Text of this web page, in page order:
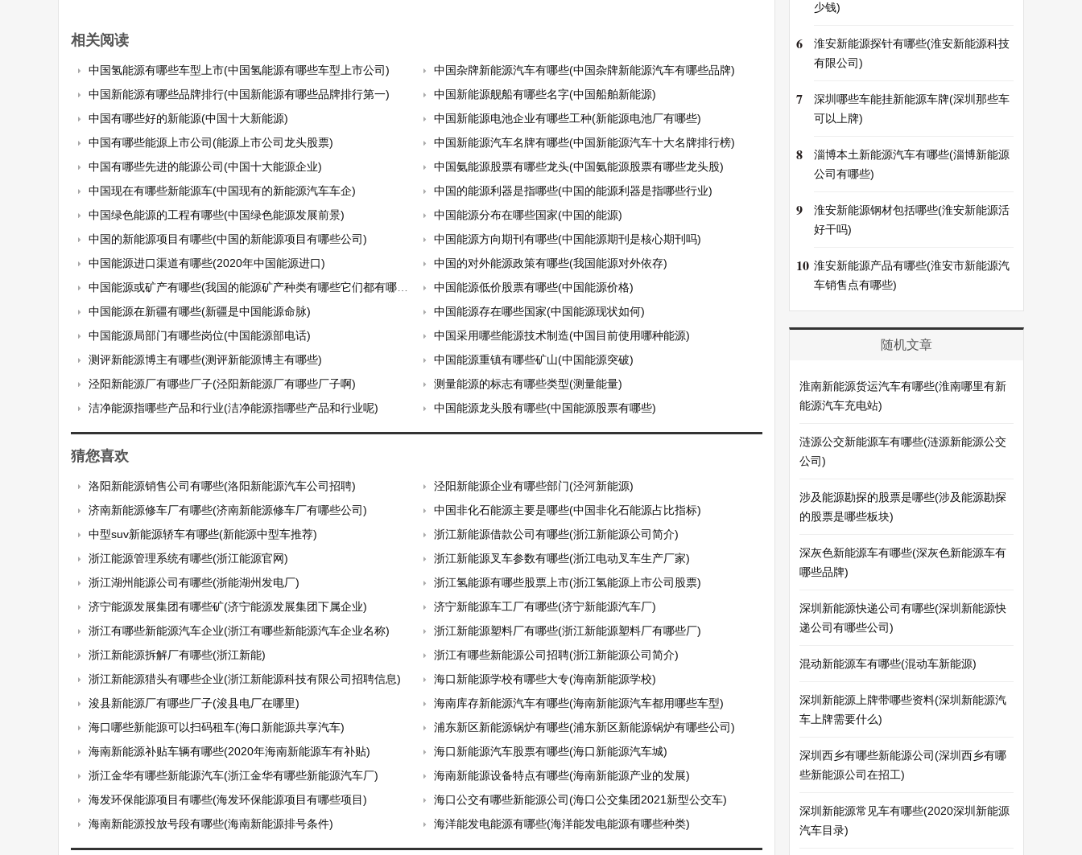
相关阅读
中国氢能源有哪些车型上市(中国氢能源有哪些车型上市公司)
中国杂牌新能源汽车有哪些(中国杂牌新能源汽车有哪些品牌)
中国新能源有哪些品牌排行(中国新能源有哪些品牌排行第一)
中国新能源舰船有哪些名字(中国船舶新能源)
中国有哪些好的新能源(中国十大新能源)
中国新能源电池企业有哪些工种(新能源电池厂有哪些)
中国有哪些能源上市公司(能源上市公司龙头股票)
中国新能源汽车名牌有哪些(中国新能源汽车十大名牌排行榜)
中国有哪些先进的能源公司(中国十大能源企业)
中国氨能源股票有哪些龙头(中国氨能源股票有哪些龙头股)
中国现在有哪些新能源车(中国现有的新能源汽车车企)
中国的能源利器是指哪些(中国的能源利器是指哪些行业)
中国绿色能源的工程有哪些(中国绿色能源发展前景)
中国能源分布在哪些国家(中国的能源)
中国的新能源项目有哪些(中国的新能源项目有哪些公司)
中国能源方向期刊有哪些(中国能源期刊是核心期刊吗)
中国能源进口渠道有哪些(2020年中国能源进口)
中国的对外能源政策有哪些(我国能源对外依存)
中国能源或矿产有哪些(我国的能源矿产种类有哪些它们都有哪些用途)
中国能源低价股票有哪些(中国能源价格)
中国能源在新疆有哪些(新疆是中国能源命脉)
中国能源存在哪些国家(中国能源现状如何)
中国能源局部门有哪些岗位(中国能源部电话)
中国采用哪些能源技术制造(中国目前使用哪种能源)
测评新能源博主有哪些(测评新能源博主有哪些)
中国能源重镇有哪些矿山(中国能源突破)
泾阳新能源厂有哪些厂子(泾阳新能源厂有哪些厂子啊)
测量能源的标志有哪些类型(测量能量)
洁净能源指哪些产品和行业(洁净能源指哪些产品和行业呢)
中国能源龙头股有哪些(中国能源股票有哪些)
猜您喜欢
洛阳新能源销售公司有哪些(洛阳新能源汽车公司招聘)
泾阳新能源企业有哪些部门(泾河新能源)
济南新能源修车厂有哪些(济南新能源修车厂有哪些公司)
中国非化石能源主要是哪些(中国非化石能源占比指标)
中型suv新能源轿车有哪些(新能源中型车推荐)
浙江新能源借款公司有哪些(浙江新能源公司简介)
浙江能源管理系统有哪些(浙江能源官网)
浙江新能源叉车参数有哪些(浙江电动叉车生产厂家)
浙江湖州能源公司有哪些(浙能湖州发电厂)
浙江氢能源有哪些股票上市(浙江氢能源上市公司股票)
济宁能源发展集团有哪些矿(济宁能源发展集团下属企业)
济宁新能源车工厂有哪些(济宁新能源汽车厂)
浙江有哪些新能源汽车企业(浙江有哪些新能源汽车企业名称)
浙江新能源塑料厂有哪些(浙江新能源塑料厂有哪些厂)
浙江新能源拆解厂有哪些(浙江新能)
浙江有哪些新能源公司招聘(浙江新能源公司简介)
浙江新能源猎头有哪些企业(浙江新能源科技有限公司招聘信息)
海口新能源学校有哪些大专(海南新能源学校)
浚县新能源厂有哪些厂子(浚县电厂在哪里)
海南库存新能源汽车有哪些(海南新能源汽车都用哪些车型)
海口哪些新能源可以扫码租车(海口新能源共享汽车)
浦东新区新能源锅炉有哪些(浦东新区新能源锅炉有哪些公司)
海南新能源补贴车辆有哪些(2020年海南新能源车有补贴)
海口新能源汽车股票有哪些(海口新能源汽车城)
浙江金华有哪些新能源汽车(浙江金华有哪些新能源汽车厂)
海南新能源设备特点有哪些(海南新能源产业的发展)
海发环保能源项目有哪些(海发环保能源项目有哪些项目)
海口公交有哪些新能源公司(海口公交集团2021新型公交车)
海南新能源投放号段有哪些(海南新能源排号条件)
海洋能发电能源有哪些(海洋能发电能源有哪些种类)
少钱)
6
淮安新能源探针有哪些(淮安新能源科技
有限公司)
7
深圳哪些车能挂新能源车牌(深圳那些车
可以上牌)
8
淄博本土新能源汽车有哪些(淄博新能源
公司有哪些)
9
淮安新能源钢材包括哪些(淮安新能源活
好干吗)
10 淮安新能源产品有哪些(淮安市新能源汽
车销售点有哪些)
随机文章
淮南新能源货运汽车有哪些(淮南哪里有新
能源汽车充电站)
涟源公交新能源车有哪些(涟源新能源公交
公司)
涉及能源勘探的股票是哪些(涉及能源勘探
的股票是哪些板块)
深灰色新能源车有哪些(深灰色新能源车有
哪些品牌)
深圳新能源快递公司有哪些(深圳新能源快
递公司有哪些公司)
混动新能源车有哪些(混动车新能源)
深圳新能源上牌带哪些资料(深圳新能源汽
车上牌需要什么)
深圳西乡有哪些新能源公司(深圳西乡有哪
些新能源公司在招工)
深圳新能源常见车有哪些(2020深圳新能源
汽车目录)